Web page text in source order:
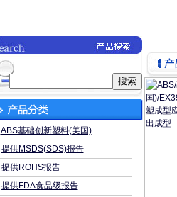
ABS基础创新塑料(美国)
提供MSDS(SDS)报告
提供ROHS报告
提供FDA食品级报告